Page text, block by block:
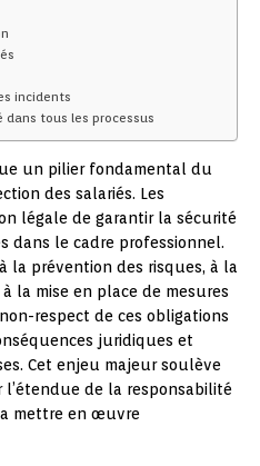
incidents
dans tous les processus
un pilier fondamental du
des salariés. Les
légale de garantir la sécurité
dans le cadre professionnel.
la prévention des risques, à la
la mise en place de mesures
respect de ces obligations
juridiques et
Cet enjeu majeur soulève
de la responsabilité
mettre en œuvre